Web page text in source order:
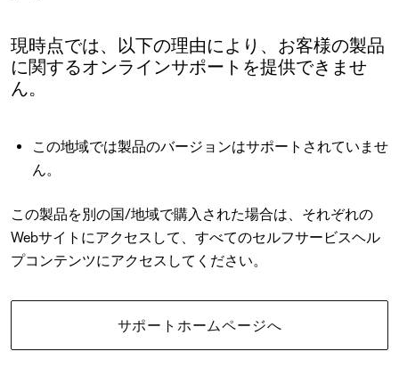
現時点では、以下の理由により、お客様の製品
に関するオンラインサポートを提供できませ
ん。
この地域では製品のバージョンはサポートされていませ
ん。
この製品を別の国/地域で購入された場合は、それぞれの
Webサイトにアクセスして、すべてのセルフサービスヘル
プコンテンツにアクセスしてください。
サポートホームページへ